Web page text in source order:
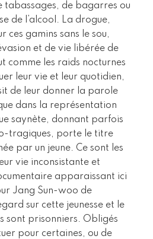
tabassages, de bagarres ou
de l’alcool. La drogue,
ces gamins sans le sou,
et de vie libérée de
comme les raids nocturnes
leur vie et leur quotidien,
de leur donner la parole
dans la représentation
saynète, donnant parfois
tragiques, porte le titre
par un jeune. Ce sont les
vie inconsistante et
apparaissant ici
Jang Sun-woo de
sur cette jeunesse et le
sont prisonniers. Obligés
pour certaines, ou de